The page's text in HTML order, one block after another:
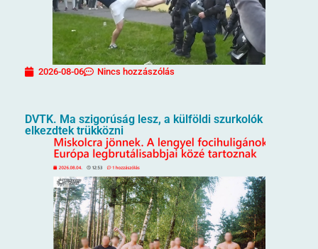
2026-08-06 Nincs hozzászólás
DVTK. Ma szigorúság lesz, a külföldi szurkolók
elkezdtek trükközni